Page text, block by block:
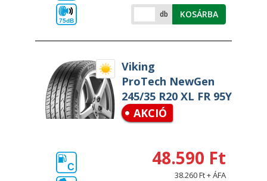
75dB
db KOSÁRBA
Viking
ProTech NewGen
245/35 R20 XL FR 95Y
AKCIÓ
C 48.590 Ft
38.260 Ft + ÁFA